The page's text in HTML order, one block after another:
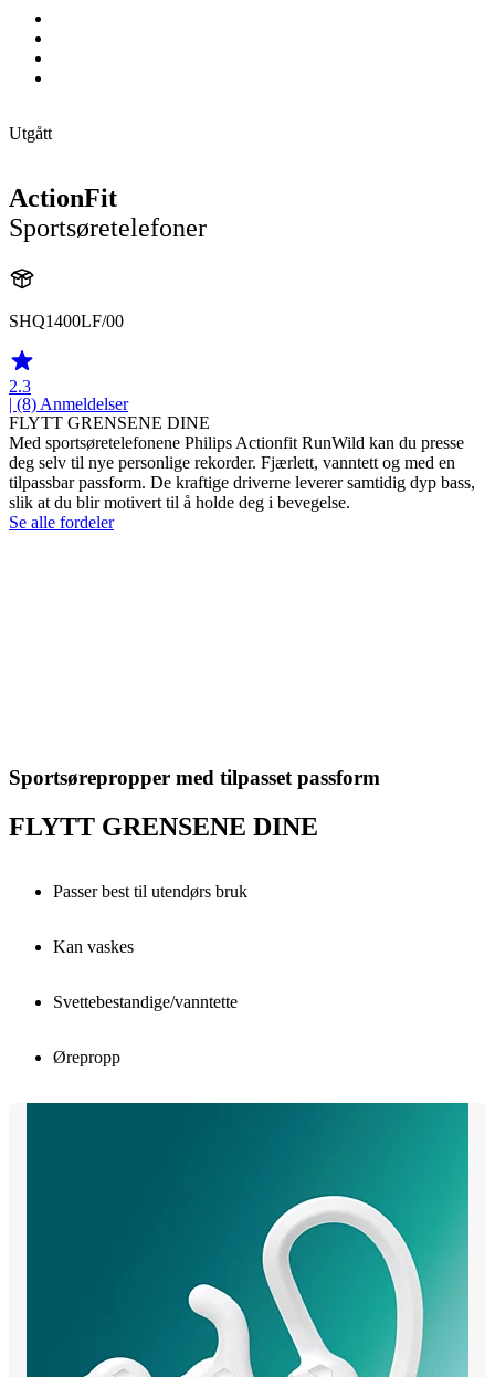
Utgått
ActionFit
Sportsøretelefoner
SHQ1400LF/00
2.3
| (8) Anmeldelser
FLYTT GRENSENE DINE
Med sportsøretelefonene Philips Actionfit RunWild kan du presse
deg selv til nye personlige rekorder. Fjærlett, vanntett og med en
tilpassbar passform. De kraftige driverne leverer samtidig dyp bass,
slik at du blir motivert til å holde deg i bevegelse.
Se alle fordeler
Sportsørepropper med tilpasset passform
FLYTT GRENSENE DINE
Passer best til utendørs bruk
Kan vaskes
Svettebestandige/vanntette
Ørepropp